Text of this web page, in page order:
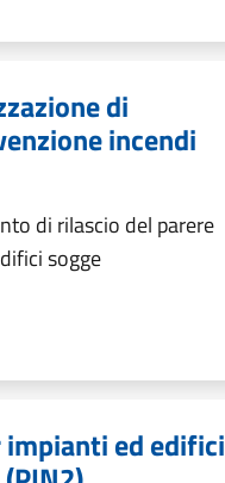
di
incendi
di rilascio del parere
sogge
ed edifici